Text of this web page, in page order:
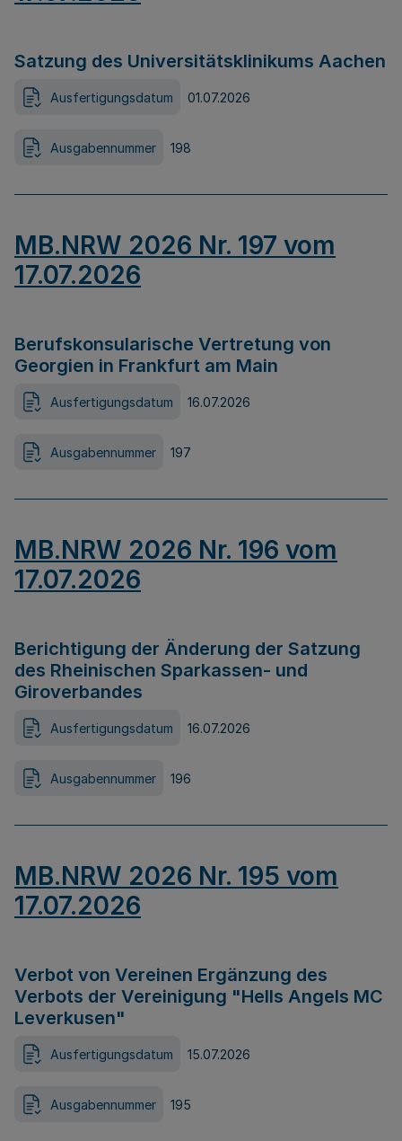
Satzung des Universitätsklinikums Aachen
Ausfertigungsdatum 01.07.2026
Ausgabennummer 198
MB.NRW 2026 Nr. 197 vom
17.07.2026
Berufskonsularische Vertretung von
Georgien in Frankfurt am Main
Ausfertigungsdatum 16.07.2026
Ausgabennummer 197
MB.NRW 2026 Nr. 196 vom
17.07.2026
Berichtigung der Änderung der Satzung
des Rheinischen Sparkassen- und
Giroverbandes
Ausfertigungsdatum 16.07.2026
Ausgabennummer 196
MB.NRW 2026 Nr. 195 vom
17.07.2026
Verbot von Vereinen Ergänzung des
Verbots der Vereinigung "Hells Angels MC
Leverkusen"
Ausfertigungsdatum 15.07.2026
Ausgabennummer 195